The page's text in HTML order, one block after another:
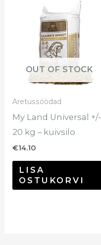
OUT OF STOCK
Aretussöödad
My Land Universal +/-
20 kg – kuivsilo
€14.10
LISA
OSTUKORVI